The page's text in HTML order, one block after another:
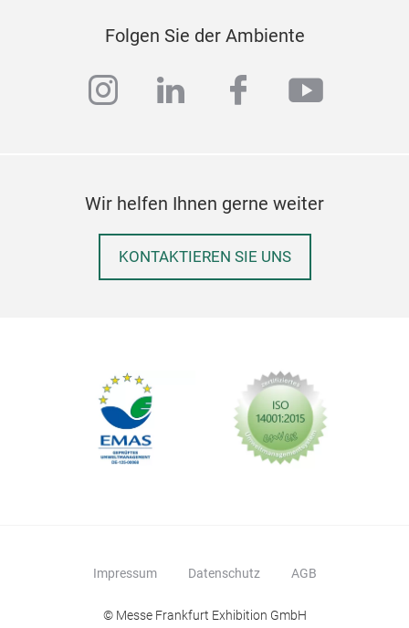
Folgen Sie der Ambiente
instagram
linkedinfacebook
Wir helfen Ihnen gerne weiter
KONTAKTIEREN SIE UNS
Impressum Datenschutz AGB
© Messe Frankfurt Exhibition GmbH